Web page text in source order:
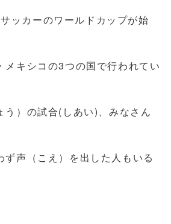
ッカーのワールドカップが始
メキシコの3つの国で行われてい
う）の試合( しあい)、みなさん
ず声（こえ）を出した人もいる